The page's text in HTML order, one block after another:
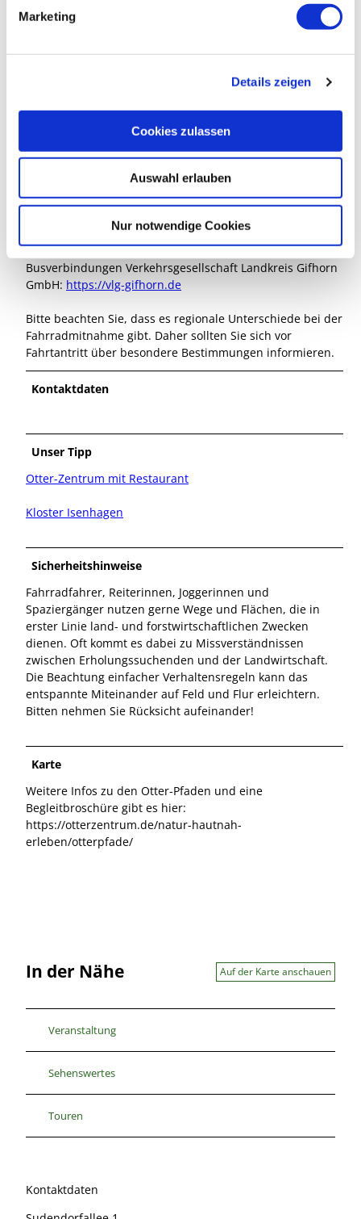
Marketing
Details zeigen
Cookies zulassen
Auswahl erlauben
Nur notwendige Cookies
Proviant für unterwegs ist empfehlenswert.
Anreise & Parken
mithttps://www.google.de/maps/place/Landkreis+Gifhorn/
ganz einfach geplant werden.
Parken
Es stehen ausreichend Parkflächen am Otter-Zentrum zur
Reiseauskunft Deutsche Bahn:https://www.bahn.de
Busverbindungen Verkehrsgesellschaft Landkreis Gifhorn
GmbH: https://vlg-gifhorn.de
Bitte beachten Sie, dass es regionale Unterschiede bei der
Fahrradmitnahme gibt. Daher sollten Sie sich vor
Fahrtantritt über besondere Bestimmungen informieren.
Kontaktdaten
Unser Tipp
Otter-Zentrum mit Restaurant
Kloster Isenhagen
Sicherheitshinweise
Fahrradfahrer, Reiterinnen, Joggerinnen und
Spaziergänger nutzen gerne Wege und Flächen, die in
erster Linie land- und forstwirtschaftlichen Zwecken
dienen. Oft kommt es dabei zu Missverständnissen
zwischen Erholungssuchenden und der Landwirtschaft.
Die Beachtung einfacher Verhaltensregeln kann das
entspannte Miteinander auf Feld und Flur erleichtern.
Bitten nehmen Sie Rücksicht aufeinander!
Karte
Weitere Infos zu den Otter-Pfaden und eine
Begleitbroschüre gibt es hier:
https://otterzentrum.de/natur-hautnah-
erleben/otterpfade/
In der Nähe Auf der Karte anschauen
Veranstaltung
Sehenswertes
Touren
Kontaktdaten